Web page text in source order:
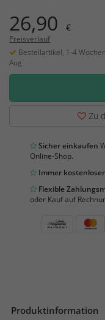
26,90 €
Preisverlauf
Bestellartikel, 1-4
Aug
Zu
Sicher einkaufen
Online-Shop.
Immer
Flexible
oder Kauf auf
Produktinformation